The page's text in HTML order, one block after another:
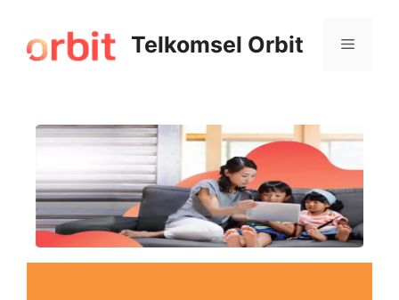
Telkomsel Orbit